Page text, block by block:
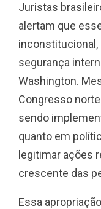
Juristas
alertam que
inconstitucional,
segurança
Washington.
Congresso
sendo
quanto em
legitimar ações
crescente das
Essa